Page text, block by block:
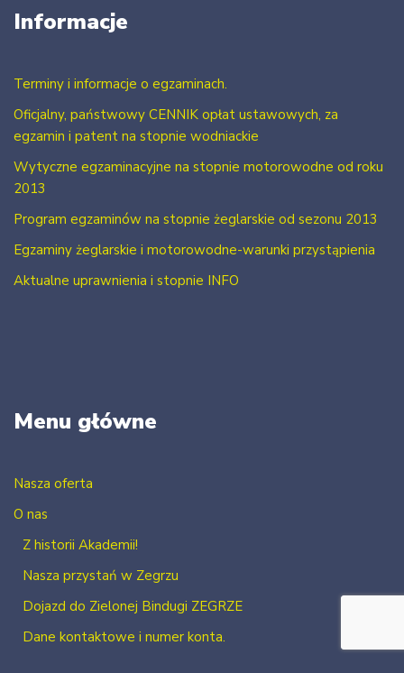
Informacje
Terminy i informacje o egzaminach.
Oficjalny, państwowy CENNIK opłat ustawowych, za
egzamin i patent na stopnie wodniackie
Wytyczne egzaminacyjne na stopnie motorowodne od roku
2013
Program egzaminów na stopnie żeglarskie od sezonu 2013
Egzaminy żeglarskie i motorowodne-warunki przystąpienia
Aktualne uprawnienia i stopnie INFO
Menu główne
Nasza oferta
O nas
Z historii Akademii!
Nasza przystań w Zegrzu
Dojazd do Zielonej Bindugi ZEGRZE
Dane kontaktowe i numer konta.